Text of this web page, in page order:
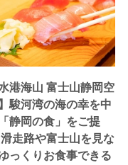
水港海山 富士山静岡空
駿河湾の海の幸を中
静岡の食」をご提
走路や富士山を見な
っくりお食事できる